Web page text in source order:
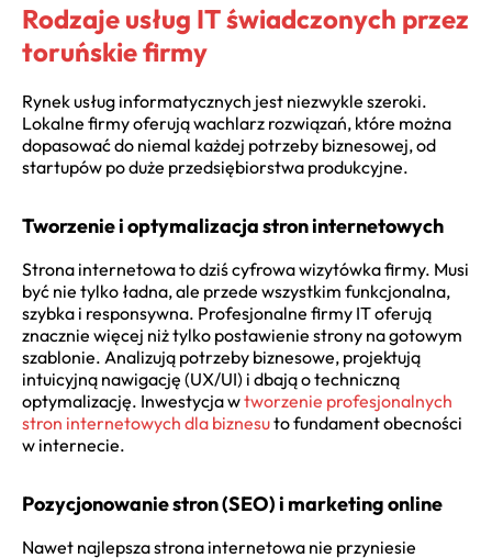
Rodzaje usług IT świadczonych przez
toruńskie firmy
Rynek usług informatycznych jest niezwykle szeroki.
Lokalne firmy oferują wachlarz rozwiązań, które można
dopasować do niemal każdej potrzeby biznesowej, od
startupów po duże przedsiębiorstwa produkcyjne.
Tworzenie i optymalizacja stron internetowych
Strona internetowa to dziś cyfrowa wizytówka firmy. Musi
być nie tylko ładna, ale przede wszystkim funkcjonalna,
szybka i responsywna. Profesjonalne firmy IT oferują
znacznie więcej niż tylko postawienie strony na gotowym
szablonie. Analizują potrzeby biznesowe, projektują
intuicyjną nawigację (UX/UI) i dbają o techniczną
optymalizację. Inwestycja wtworzenie profesjonalnych
stron internetowych dla biznesuto fundament obecności
w internecie.
Pozycjonowanie stron (SEO) i marketing online
Nawet najlepsza strona internetowa nie przyniesie